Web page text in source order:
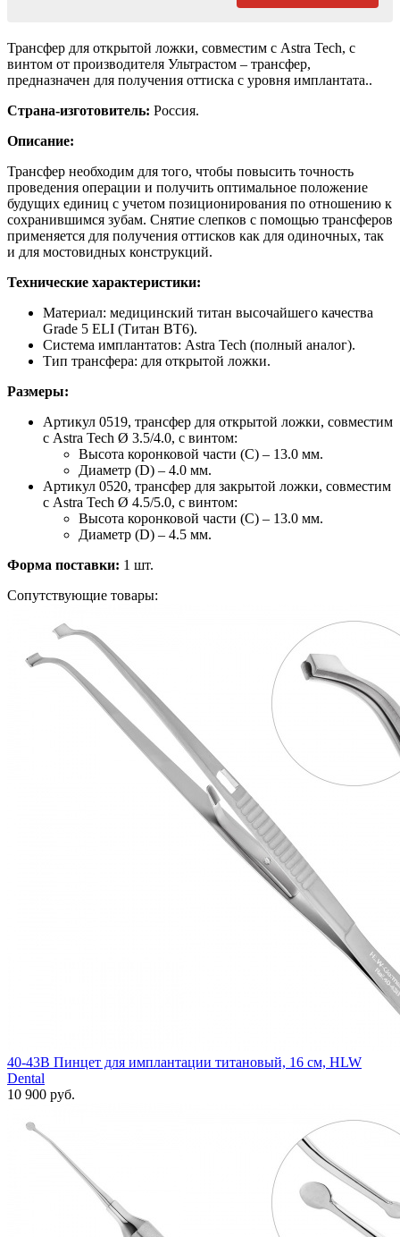
Трансфер для открытой ложки, совместим с Astra Tech, с
винтом от производителя Ультрастом – трансфер,
предназначен для получения оттиска с уровня имплантата..
Страна-изготовитель: Россия.
Описание:
Трансфер необходим для того, чтобы повысить точность
проведения операции и получить оптимальное положение
будущих единиц с учетом позиционирования по отношению к
сохранившимся зубам. Снятие слепков с помощью трансферов
применяется для получения оттисков как для одиночных, так
и для мостовидных конструкций.
Технические характеристики:
Материал: медицинский титан высочайшего качества
Grade 5 ELI (Титан ВТ6).
Система имплантатов: Astra Tech (полный аналог).
Тип трансфера: для открытой ложки.
Размеры:
Артикул 0519, трансфер для открытой ложки, совместим
с Astra Tech Ø 3.5/4.0, с винтом:
Высота коронковой части (C) – 13.0 мм.
Диаметр (D) – 4.0 мм.
Артикул 0520, трансфер для закрытой ложки, совместим
с Astra Tech Ø 4.5/5.0, с винтом:
Высота коронковой части (C) – 13.0 мм.
Диаметр (D) – 4.5 мм.
Форма поставки: 1 шт.
Сопутствующие товары:
40-43B Пинцет для имплантации титановый, 16 см, HLW
Dental
10 900 руб.